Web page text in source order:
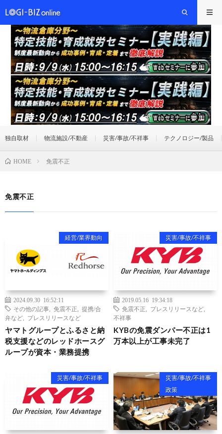
独自取材 物流施設/不動産 災害/事故/不祥事 テクノロジー/製品
HOME 免震不正
免震不正
経営/業界動向
2024.09.30 16:52:11
その他の記事
免震不正
提携/合
弁など
プレスリリースなど
ヤマトグループとふるさと納
税支援などのレッドホースグ
ループが資本・業務提携
災害/事故/不祥事
2019.05.16 19:34:18
免震不正
プレスリリースなど
不祥事
KYBの免震ダンパー不正は1
万本以上が工事未完了
災害/事故/不祥事
災害/事故/不祥事
政策